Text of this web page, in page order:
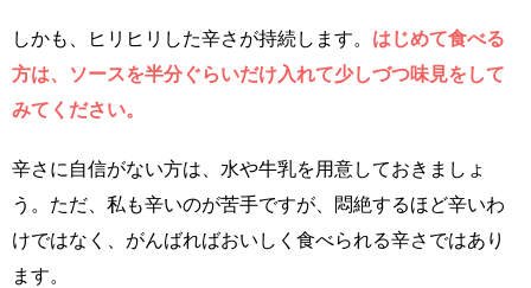
しかも、ヒリヒリした辛さが持続します。 はじめて食べる
方は、ソースを半分ぐらいだけ入れて少しづつ味見をして
みてください。
辛さに自信がない方は、水や牛乳を用意しておきましょ
う。ただ、私も辛いのが苦手ですが、悶絶するほど辛いわ
けではなく、がんばればおいしく食べられる辛さではあり
ます。